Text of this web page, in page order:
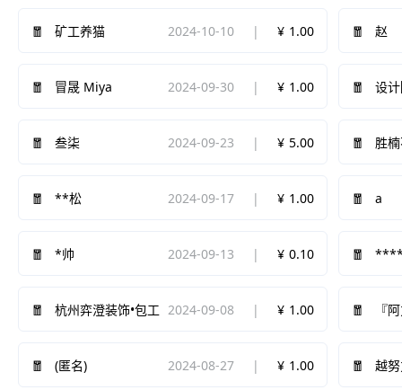
矿工养猫 2024-10-10 1.00 赵
冒晟 Miya 2024-09-30 1.00 设
叁柒 2024-09-23 5.00 胜
**松 2024-09-17 1.00 a
*帅 2024-09-13 0.10
杭州弈澄装饰•包工 2024-09-08 1.00 『
(匿名) 2024-08-27 1.00 越